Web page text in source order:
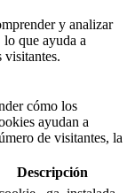
y analizar
que ayuda a
visitantes.
cómo los
ayudan a
de visitantes, la
Descripción